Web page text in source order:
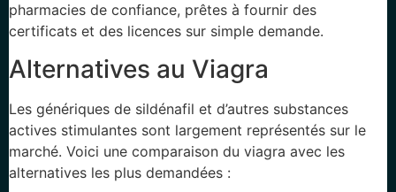
pharmacies de confiance, prêtes à fournir des
certificats et des licences sur simple demande.
Alternatives au Viagra
Les génériques de sildénafil et d’autres substances
actives stimulantes sont largement représentés sur le
marché. Voici une comparaison du viagra avec les
alternatives les plus demandées :